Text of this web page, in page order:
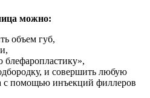
можно:
объем губ,
блефаропластику»,
и совершить любую
с помощью инъекций филлеров